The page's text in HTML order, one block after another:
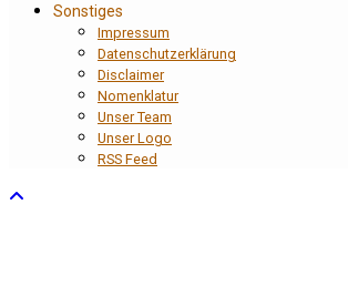
Sonstiges
Impressum
Datenschutzerklärung
Disclaimer
Nomenklatur
Unser Team
Unser Logo
RSS Feed